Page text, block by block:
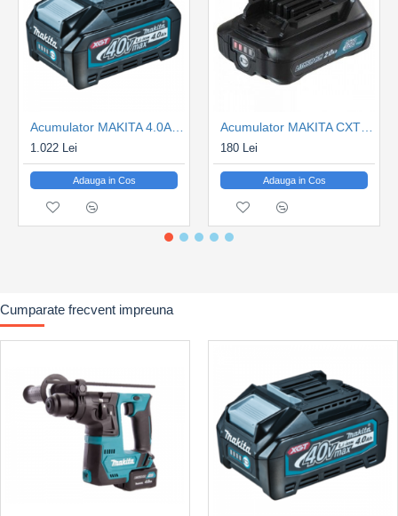
1.022 Lei
Adauga in Cos
180 Lei
Adauga in Cos
Cumparate frecvent impreuna